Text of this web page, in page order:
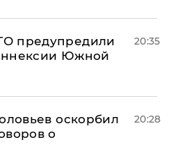
предупредили
Южной
20:35
оскорбил
о
20:28